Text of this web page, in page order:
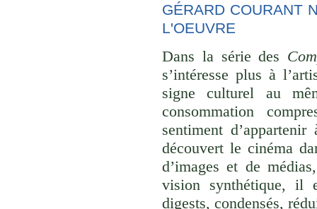
GÉRARD COURANT
L'OEUVRE
Dans la série des
s’intéresse plus à
signe culturel au
consommation
sentiment
découvert le cinéma
d’images et de
vision synthétique, il
digests, condensés,